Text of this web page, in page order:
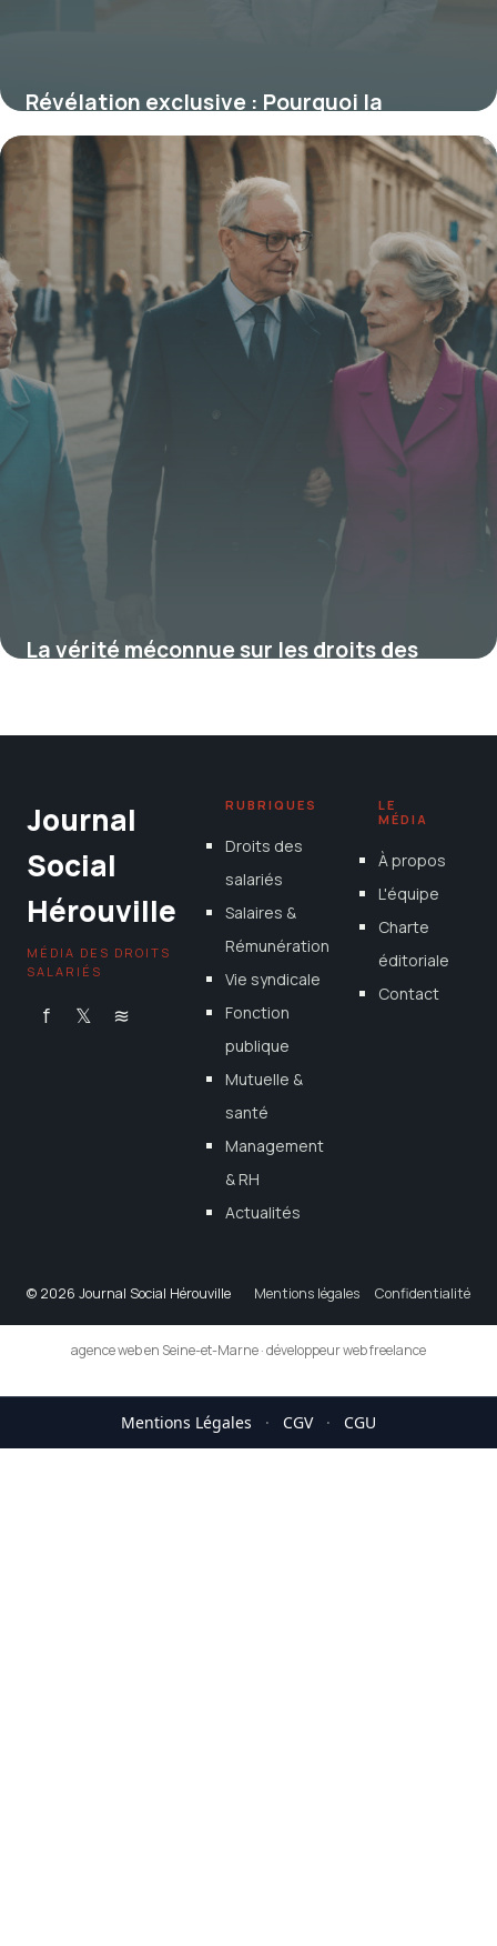
Révélation exclusive : Pourquoi la
fonction publique hospitalière garantit
une stabilité, une progression salariale et
des avantages inégalés—Les secrets que
peu connaissent
25 août 2025
La vérité méconnue sur les droits des
Journal
Social
Hérouville
MÉDIA DES DROITS
SALARIÉS
f 𝕏 ≋
RUBRIQUES
Droits des
salariés
Salaires &
Rémunération
Vie syndicale
Fonction
publique
Mutuelle &
santé
Management
& RH
Actualités
LE
MÉDIA
À propos
L'équipe
Charte
éditoriale
Contact
© 2026 Journal Social Hérouville Mentions légales Confidentialité
agence web en Seine-et-Marne·développeur web freelance
Mentions Légales · CGV · CGU